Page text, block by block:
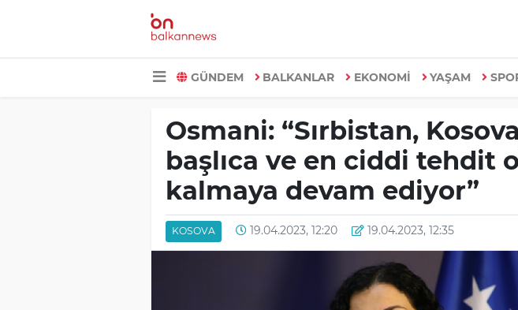
GÜNDEM BALKANLAR EKONOMİ YAŞAM
Osmani: “Sırbistan,
başlıca ve en ciddi tehdit
kalmaya devam ediyor”
KOSOVA 19.04.2023, 12:20 19.04.2023, 12:35